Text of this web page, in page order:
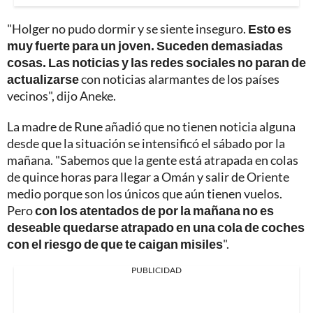
"Holger no pudo dormir y se siente inseguro. Esto es
muy fuerte para un joven. Suceden demasiadas
cosas. Las noticias y las redes sociales no paran de
actualizarsecon noticias alarmantes de los países
vecinos", dijo Aneke.
La madre de Rune añadió que no tienen noticia alguna
desde que la situación se intensificó el sábado por la
mañana. "Sabemos que la gente está atrapada en colas
de quince horas para llegar a Omán y salir de Oriente
medio porque son los únicos que aún tienen vuelos.
Perocon los atentados de por la mañana no es
deseable quedarse atrapado en una cola de coches
con el riesgo de que te caigan misiles".
PUBLICIDAD